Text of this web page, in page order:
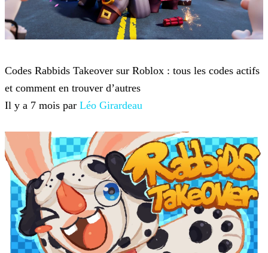
Codes Rabbids Takeover sur Roblox : tous les codes actifs
et comment en trouver d’autres
Il y a 7 mois par Léo Girardeau